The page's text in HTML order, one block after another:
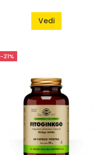
Vedi
-21%